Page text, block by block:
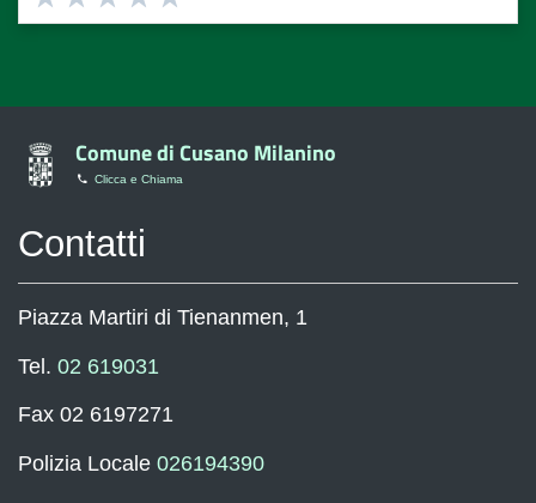
Valuta
Valuta
Valuta
Valuta
Valuta
Comune di Cusano Milanino
Clicca e Chiama
Contatti
Piazza Martiri di Tienanmen, 1
Tel. 02 619031
Fax 02 6197271
Polizia Locale 026194390